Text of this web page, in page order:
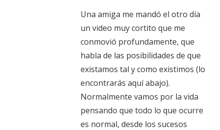
Una amiga me mandó el otro día
un video muy cortito que me
conmovió profundamente, que
habla de las posibilidades de que
existamos tal y como existimos (lo
encontrarás aquí abajo).
Normalmente vamos por la vida
pensando que todo lo que ocurre
es normal, desde los sucesos